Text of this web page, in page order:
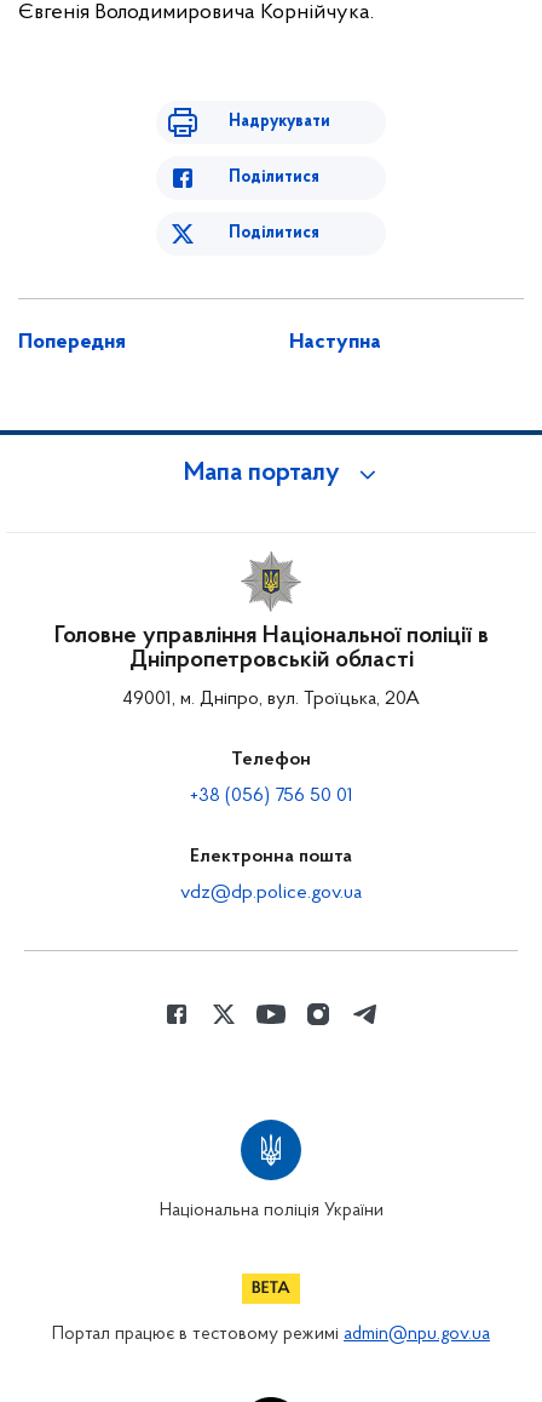
Євгенія Володимировича Корнійчука.
Надрукувати
Поділитися
Поділитися
Попередня Наступна
Мапа порталу
Головне управління Національної поліції в
Дніпропетровській області
49001, м. Дніпро, вул. Троїцька, 20А
Телефон
+38 (056) 756 50 01
Електронна пошта
vdz@dp.police.gov.ua
Національна поліція України
Портал працює в тестовому режимі admin@npu.gov.ua